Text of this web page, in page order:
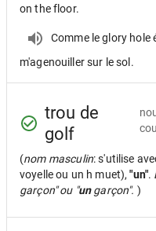
on the floor.
Comme le glory hole
m'agenouiller sur le sol.
trou de
golf
(nom masculin: s'utilise
voyelle ou un h muet),"un".
garçon" ou "ungarçon". )